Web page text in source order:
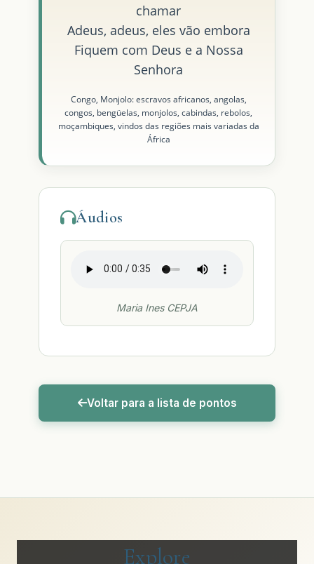
chamar
Adeus, adeus, eles vão embora
Fiquem com Deus e a Nossa
Senhora
Congo, Monjolo: escravos africanos, angolas,
congos, bengüelas, monjolos, cabindas, rebolos,
moçambiques, vindos das regiões mais variadas da
África
Áudios
Maria Ines CEPJA
Voltar para a lista de pontos
Explore